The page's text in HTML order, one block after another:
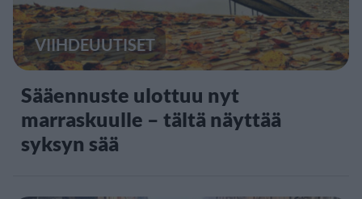
VIIHDEUUTISET
Sääennuste ulottuu nyt
marraskuulle – tältä näyttää
syksyn sää